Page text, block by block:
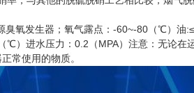
氧发生器；氧气露点：-60~-80（℃）油
）进水压力：0.2（MPA）注意：无论在
常使用的物质。